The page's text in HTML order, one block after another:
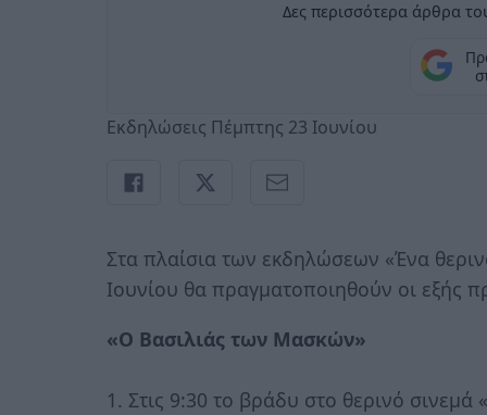
Δες περισσότερα άρθρα
Εκδηλώσεις Πέμπτης 23 Ιουνίου
Στα πλαίσια των εκδηλώσεων «Ένα
Ιουνίου θα πραγματοποιηθούν οι εξής
«Ο Βασιλιάς των Μασκών»
1. Στις 9:30 το βράδυ στο θερινό